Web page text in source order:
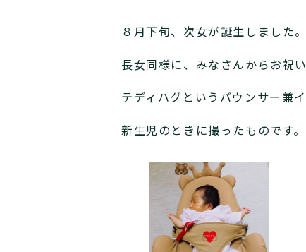
８月下旬、次女が誕生しました。
長女同様に、みなさんからお祝
テディハグというバウンサー兼
新生児のときに撮ったものです